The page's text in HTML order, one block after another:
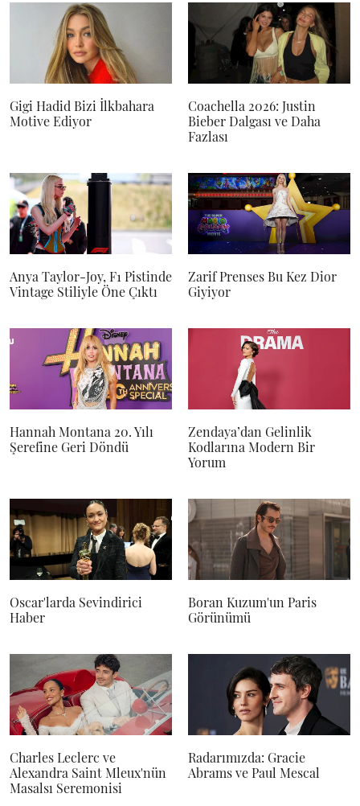
Gigi Hadid Bizi İlkbahara
Motive Ediyor
Coachella 2026: Justin
Bieber Dalgası ve Daha
Fazlası
Anya Taylor-Joy, F1 Pistinde
Vintage Stiliyle Öne Çıktı
Zarif Prenses Bu Kez Dior
Giyiyor
Hannah Montana 20. Yılı
Şerefine Geri Döndü
Zendaya’dan Gelinlik
Kodlarına Modern Bir
Yorum
Oscar'larda Sevindirici
Haber
Boran Kuzum'un Paris
Görünümü
Charles Leclerc ve
Alexandra Saint Mleux'nün
Masalsı Seremonisi
Radarımızda: Gracie
Abrams ve Paul Mescal